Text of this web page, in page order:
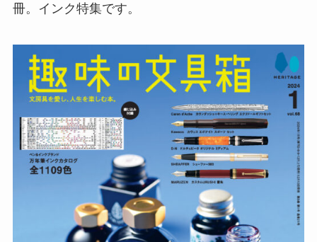
冊。インク特集です。